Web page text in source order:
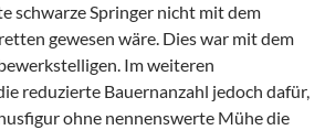
schwarze Springer nicht mit dem
gewesen wäre. Dies war mit dem
Im weiteren
reduzierte Bauernanzahl jedoch dafür,
ohne nennenswerte Mühe die